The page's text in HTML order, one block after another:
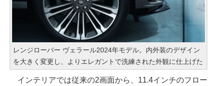
レンジローバー ヴェラール2024年モデル。内外装のデザイン
を大きく変更し、よりエレガントで洗練された外観に仕上げた
インテリアでは従来の2画面から、11.4インチのフロー